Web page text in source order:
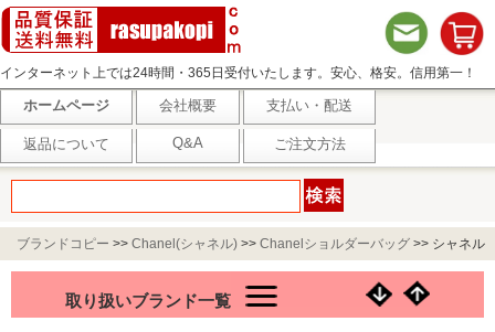
インターネット上では24時間・365日受付いたします。安心、格安。信用第一！
ホームページ 会社概要 支払い・配送
返品について Q&A ご注文方法
ブランドコピー >> Chanel(シャネル) >> Chanelショルダーバッグ >> シャネル
取り扱いブランド一覧